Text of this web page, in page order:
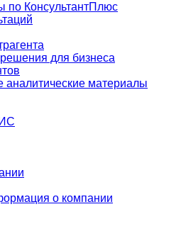
по КонсультантПлюс
для бизнеса
аналитические материалы
о компании